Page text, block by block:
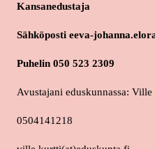
Kansanedustaja
Sähköposti eeva-
Puhelin 050 523 2309
Avustajani eduskunnassa:
0504141218